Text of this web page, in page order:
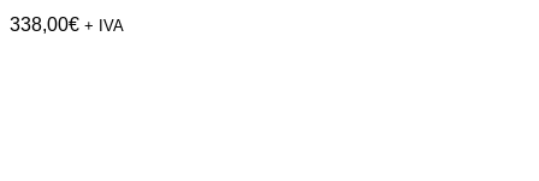
338,00€ + IVA